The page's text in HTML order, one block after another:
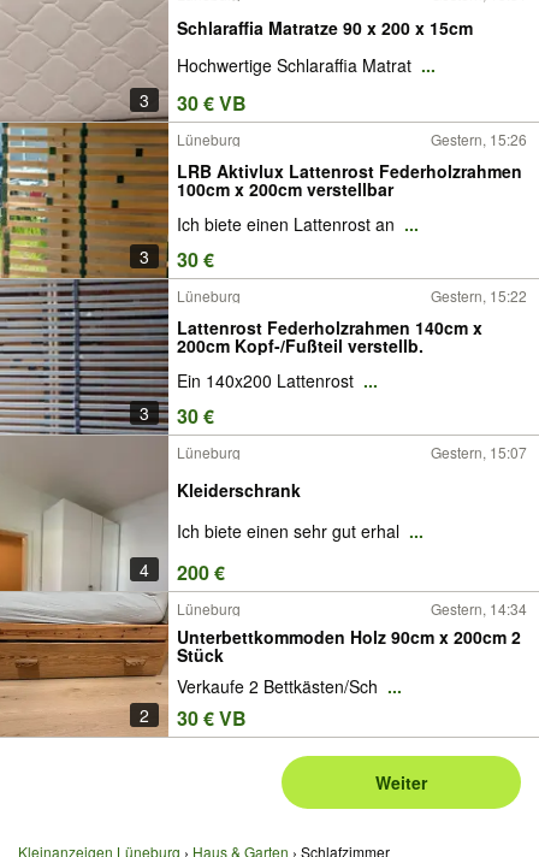
3
Schlaraffia Matratze 90 x 200 x 15cm
Hochwertige Schlaraffia Matrat ...
30 € VB
3
Lüneburg Gestern, 15:26
LRB Aktivlux Lattenrost Federholzrahmen
100cm x 200cm verstellbar
Ich biete einen Lattenrost an ...
30 €
3
Lüneburg Gestern, 15:22
Lattenrost Federholzrahmen 140cm x
200cm Kopf-/Fußteil verstellb.
Ein 140x200 Lattenrost ...
30 €
4
Lüneburg Gestern, 15:07
Kleiderschrank
Ich biete einen sehr gut erhal ...
200 €
2
Lüneburg Gestern, 14:34
Unterbettkommoden Holz 90cm x 200cm 2
Stück
Verkaufe 2 Bettkästen/Sch ...
30 € VB
Weiter
Kleinanzeigen Lüneburg Haus & Garten Schlafzimmer